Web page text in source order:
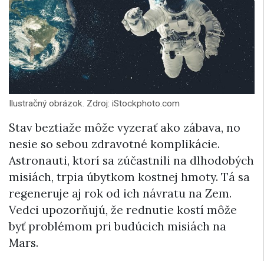
Ilustračný obrázok. Zdroj: iStockphoto.com
Stav beztiaže môže vyzerať ako zábava, no
nesie so sebou zdravotné komplikácie.
Astronauti, ktorí sa zúčastnili na dlhodobých
misiách, trpia úbytkom kostnej hmoty. Tá sa
regeneruje aj rok od ich návratu na Zem.
Vedci upozorňujú, že rednutie kostí môže
byť problémom pri budúcich misiách na
Mars.